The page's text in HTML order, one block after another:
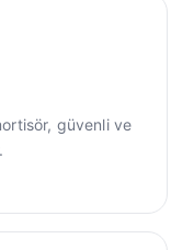
güvenli ve